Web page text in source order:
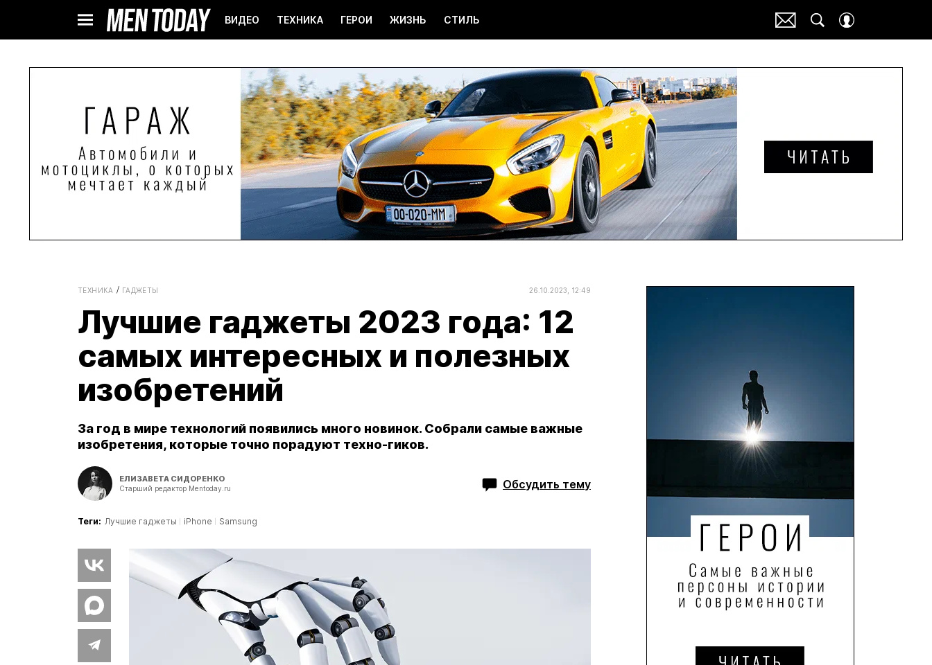
ВИДЕО ТЕХНИКА ГЕРОИ ЖИЗНЬ СТИЛЬ
ТЕХНИКА ГАДЖЕТЫ 26.10.2023, 12:49
Лучшие гаджеты 2023 года: 12
самых интересных и полезных
изобретений
За год в мире технологий появились много новинок. Собрали самые важные
изобретения, которые точно порадуют техно-гиков.
ЕЛИЗАВЕТА СИДОРЕНКО
Старший редактор Mentoday.ru Обсудить тему
Теги: Лучшие гаджеты iPhone Samsung